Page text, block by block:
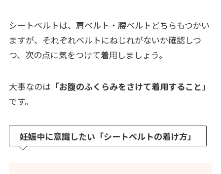
シートベルトは、肩ベルト・腰ベルトどちらもつかい
ますが、それぞれベルトにねじれがないか確認しつ
つ、次の点に気をつけて着用しましょう。
大事なのは「お腹のふくらみをさけて着用すること 」
です。
妊娠中に意識したい「シートベルトの着け方」